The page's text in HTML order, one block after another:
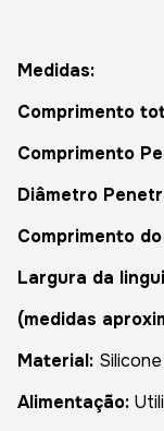
Medidas:
Comprimento
Comprimento
Diâmetro
Comprimento
Largura da
(medidas
Material:
Alimentação: